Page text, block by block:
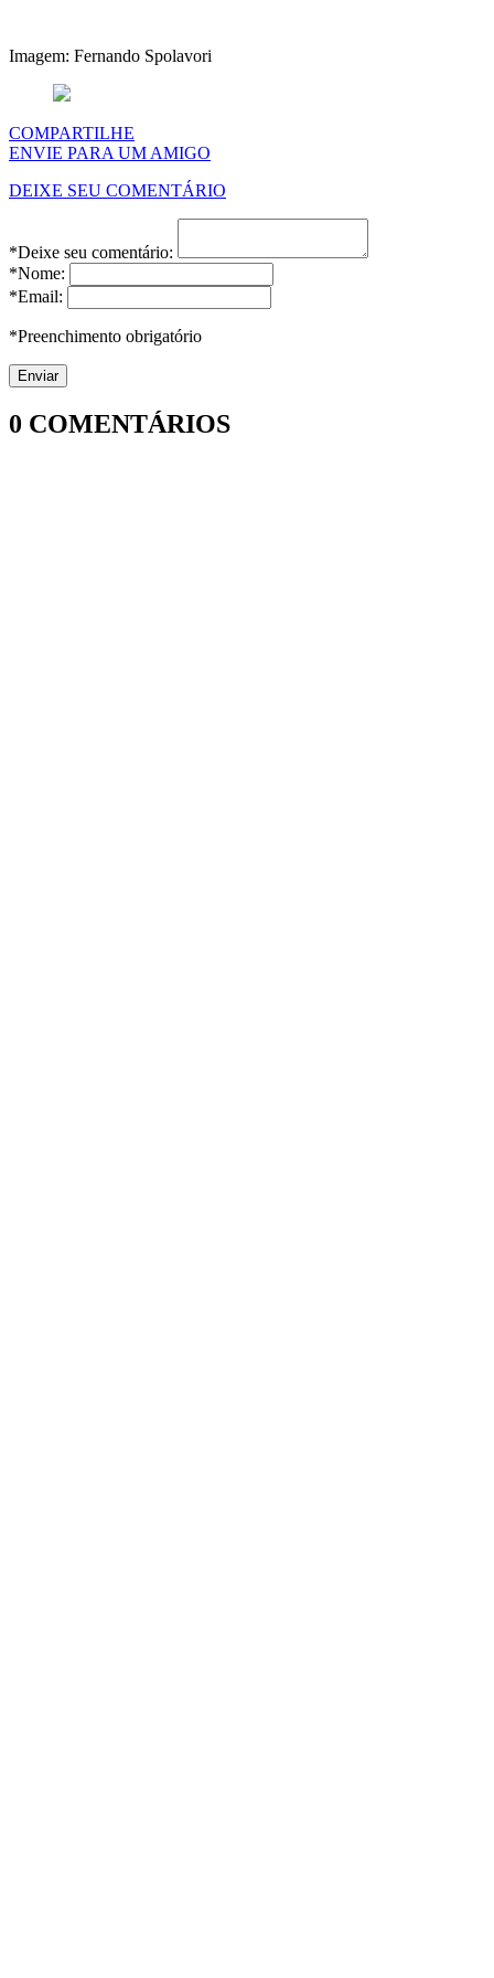
Imagem: Fernando Spolavori
COMPARTILHE
ENVIE PARA UM AMIGO
DEIXE SEU COMENTÁRIO
*Deixe seu comentário:
*Nome:
*Email:
*Preenchimento obrigatório
0 COMENTÁRIOS